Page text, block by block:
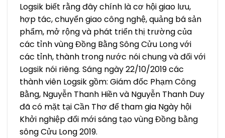
Logsik biết rằng đây chính là cơ hội giao lưu,
hợp tác, chuyển giao công nghệ, quảng bá sản
phẩm, mở rộng và phát triển thị trường của
các tỉnh vùng Đồng Bằng Sông Cửu Long với
các tỉnh, thành trong nước nói chung và đối với
Logsik nói riêng. Sáng ngày 22/10/2019 các
thành viên Logsik gồm: Giám đốc Phạm Công
Bằng, Nguyễn Thanh Hiền và Nguyễn Thanh Duy
đã có mặt tại Cần Thơ để tham gia Ngày hội
Khởi nghiệp đổi mới sáng tạo vùng Đồng bằng
sông Cửu Long 2019.